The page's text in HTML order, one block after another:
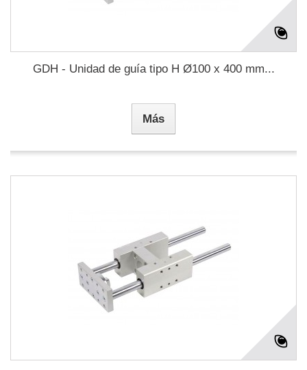
GDH - Unidad de guía tipo H Ø100 x 400 mm...
Más